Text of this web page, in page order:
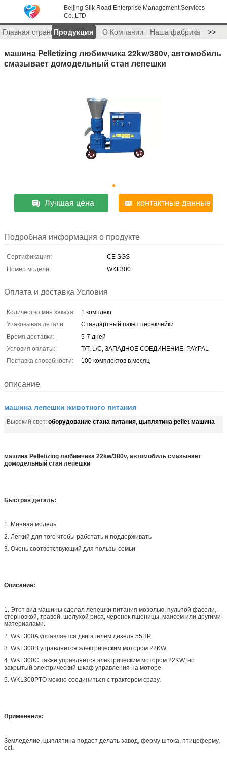
Beijing Silk Road Enterprise Management Services
Co.,LTD
Главная страницаПродукция О Компании Наша фабрика >>
машина Pelletizing любимчика 22kw/380v, автомобиль
смазывает домодельный стан лепешки
Лучшая цена контактные данные
Подробная информация о продукте
Сертификация:
CE SGS
Номер модели:
WKL300
Оплата и доставка Условия
Количество мин заказа:
1 комплект
Упаковывая детали:
Стандартный пакет переклейки
Время доставки:
5-7 дней
Условия оплаты:
T/T, L/C, ЗАПАДНОЕ СОЕДИНЕНИЕ, PAYPAL
Поставка способности:
100 комплектов в месяц
описание
машина лепешки животного питания
Высокий свет:оборудование стана питания, цыплятина pellet машина
машина Pelletizing любимчика 22kw/380v, автомобиль смазывает
домодельный стан лепешки
Быстрая деталь:
1. Миниая модель
2. Легкий для того чтобы работать и поддерживать
3. Очень соответствующий для пользы семьи
Описание:
1. Этот вид машины сделал лепешки питания мозолью, пульпой фасоли,
сторновкой, травой, шелухой риса, черенок пшеницы, маисом или другими
материалами.
2. WKL300A управляется двигателем дизеля 55HP.
3. WKL300B управляется электрическим мотором 22KW.
4. WKL300C также управляется электрическим мотором 22KW, но
закрытый электрический шкаф управления на моторе.
5. WKL300PTO можно соединиться с трактором сразу.
Применения:
Земледелие, цыплятина подает делать завод, ферму штока, птицеферму,
ect.